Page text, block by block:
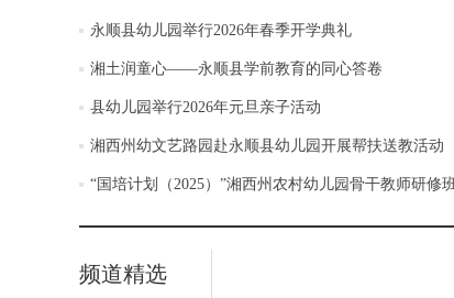
永顺县幼儿园举行2026年春季开学典礼
湘土润童心——永顺县学前教育的同心答卷
县幼儿园举行2026年元旦亲子活动
湘西州幼文艺路园赴永顺县幼儿园开展帮扶送教活动
“国培计划（2025）”湘西州农村幼儿园骨干教师研修
频道精选